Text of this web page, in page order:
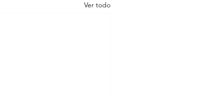
Ver todo